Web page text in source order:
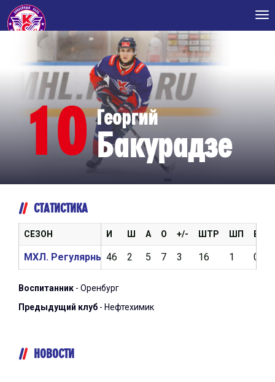
10 Георгий
Бакурадзе
СТАТИСТИКА
И Ш А О +/- ШТР ШП ВБР
46 2 5 7 3 16 1 0
СЕЗОН
МХЛ. Регулярный чемпионат 2025/2026
Воспитанник - Оренбург
Предыдущий клуб - Нефтехимик
НОВОСТИ